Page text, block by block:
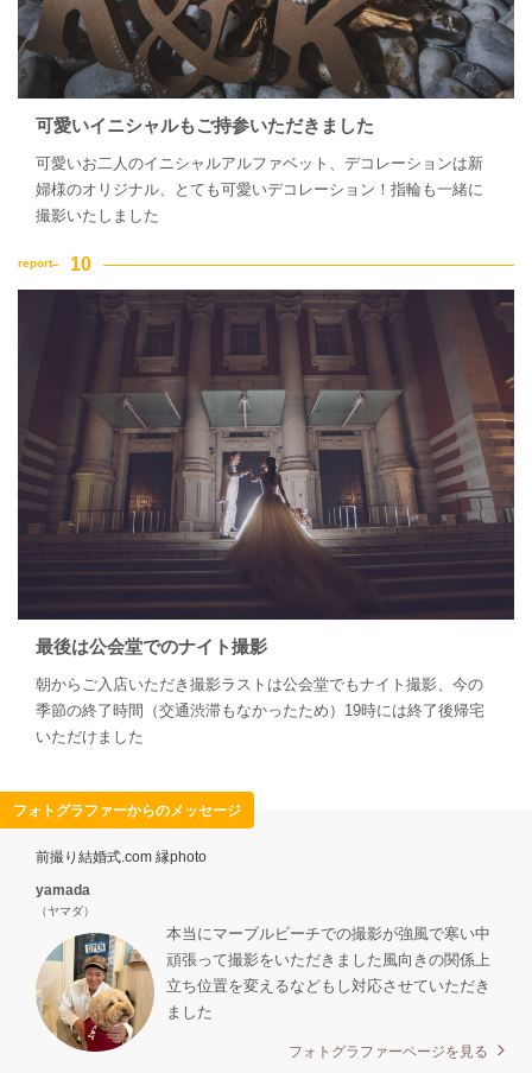
可愛いイニシャルもご持参いただきました
可愛いお二人のイニシャルアルファベット、デコレーションは新
婦様のオリジナル、とても可愛いデコレーション！指輪も一緒に
撮影いたしました
最後は公会堂でのナイト撮影
朝からご入店いただき撮影ラストは公会堂でもナイト撮影、今の
季節の終了時間（交通渋滞もなかったため）19時には終了後帰宅
いただけました
フォトグラファーからのメッセージ
前撮り結婚式.com 縁photo
yamada
（ヤマダ）
本当にマーブルビーチでの撮影が強風で寒い中
頑張って撮影をいただきました風向きの関係上
立ち位置を変えるなどもし対応させていただき
ました
フォトグラファーページを見る